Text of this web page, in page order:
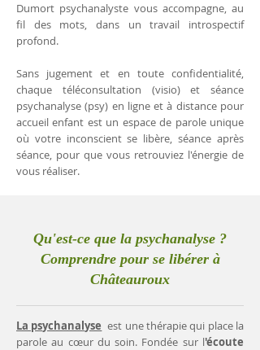
Dumort psychanalyste vous accompagne, au
fil des mots, dans un travail introspectif
profond.
Sans jugement et en toute confidentialité,
chaque téléconsultation (visio) et séance
psychanalyse (psy) en ligne et à distance pour
accueil enfant est un espace de parole unique
où votre inconscient se libère, séance après
séance, pour que vous retrouviez l'énergie de
vous réaliser.
Qu'est-ce que la psychanalyse ?
Comprendre pour se libérer à
Châteauroux
La psychanalyse est une thérapie qui place la
parole au cœur du soin. Fondée sur l'écoute